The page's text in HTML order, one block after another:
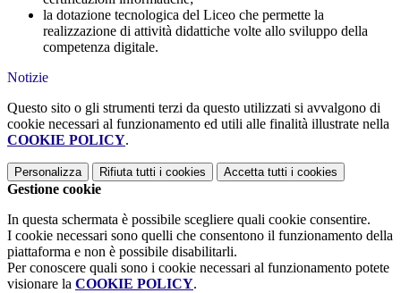
la dotazione tecnologica del Liceo che permette la
realizzazione di attività didattiche volte allo sviluppo della
competenza digitale.
Notizie
Questo sito o gli strumenti terzi da questo utilizzati si avvalgono di
cookie necessari al funzionamento ed utili alle finalità illustrate nella
COOKIE POLICY.
Personalizza Rifiuta tutti i cookies Accetta tutti i cookies
Gestione cookie
In questa schermata è possibile scegliere quali cookie consentire.
I cookie necessari sono quelli che consentono il funzionamento della
piattaforma e non è possibile disabilitarli.
Per conoscere quali sono i cookie necessari al funzionamento potete
visionare la COOKIE POLICY.